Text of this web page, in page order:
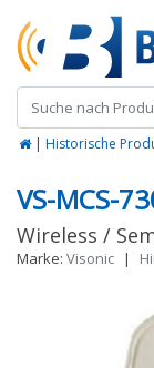
| Historische
VS-MCS-
Wireless /
Marke: Visonic |